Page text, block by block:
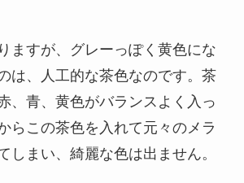
ますが、グレーっぽく黄色にな
は、人工的な茶色なのです。茶
、青、黄色がバランスよく入っ
らこの茶色を入れて元々のメラ
しまい、綺麗な色は出ません。